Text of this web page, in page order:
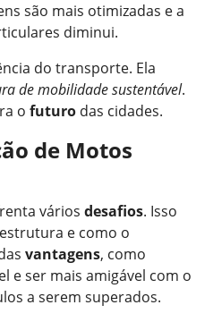
são mais otimizadas e a
diminui.
do transporte. Ela
de mobilidade sustentável.
o futuro das cidades.
de Motos
vários desafios. Isso
e como o
vantagens, como
e ser mais amigável com o
a serem superados.